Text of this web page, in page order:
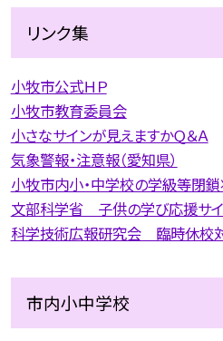
リンク集
小牧市公式ＨＰ
小牧市教育委員会
小さなサインが見えますかＱ＆Ａ
気象警報・注意報（愛知県）
小牧市内小・中学校の学級等閉
文部科学省 子供の学び応援サ
科学技術広報研究会 臨時休校
市内小中学校